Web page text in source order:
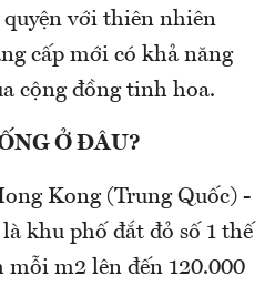
quyện với thiên nhiên
cấp mới có khả năng
cộng đồng tinh hoa.
Ở ĐÂU?
Kong (Trung Quốc) -
khu phố đắt đỏ số 1 thế
m2 lên đến 120.000